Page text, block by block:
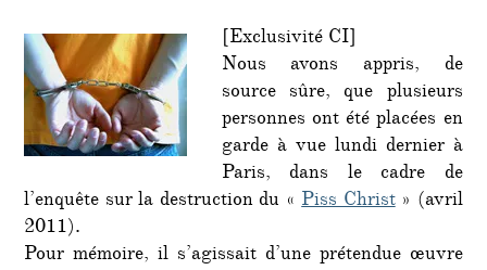
à
vue
[Exclusivité CI]
Nous avons appris, de
source sûre, que plusieurs
personnes ont été placées en
garde à vue lundi dernier à
Paris, dans le cadre de
l’enquête sur la destruction du «Piss Christ» (avril
2011).
Pour mémoire, il s’agissait d’une prétendue œuvre